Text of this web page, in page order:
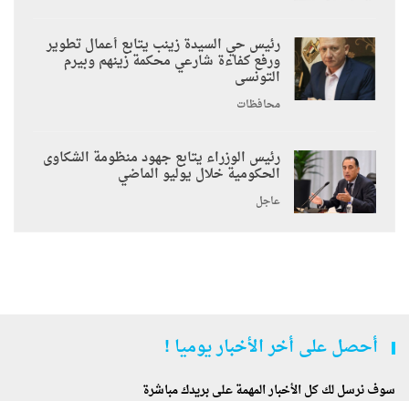
رئيس حي السيدة زينب يتابع أعمال تطوير
ورفع كفاءة شارعي محكمة زينهم وبيرم
التونسى
محافظات
رئيس الوزراء يتابع جهود منظومة الشكاوى
الحكومية خلال يوليو الماضي
عاجل
أحصل على أخر الأخبار يوميا !
سوف نرسل لك كل الأخبار المهمة على بريدك مباشرة